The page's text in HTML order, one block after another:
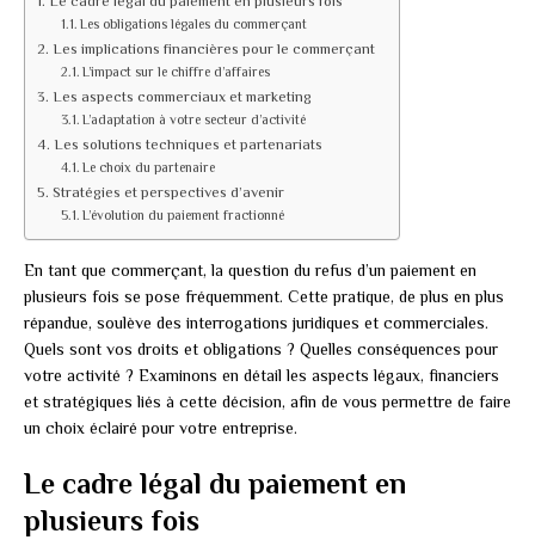
Les obligations légales du commerçant
Les implications financières pour le commerçant
L’impact sur le chiffre d’affaires
Les aspects commerciaux et marketing
L’adaptation à votre secteur d’activité
Les solutions techniques et partenariats
Le choix du partenaire
Stratégies et perspectives d’avenir
L’évolution du paiement fractionné
En tant que commerçant, la question du refus d’un paiement en
plusieurs fois se pose fréquemment. Cette pratique, de plus en plus
répandue, soulève des interrogations juridiques et commerciales.
Quels sont vos droits et obligations ? Quelles conséquences pour
votre activité ? Examinons en détail les aspects légaux, financiers
et stratégiques liés à cette décision, afin de vous permettre de faire
un choix éclairé pour votre entreprise.
Le cadre légal du paiement en
plusieurs fois